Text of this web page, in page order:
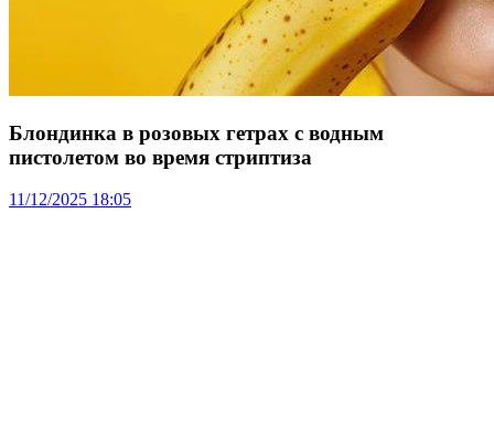
Блондинка в розовых гетрах с водным
пистолетом во время стриптиза
11/12/2025 18:05